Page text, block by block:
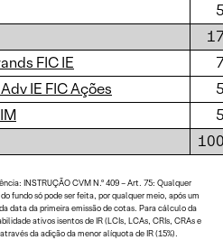
FIC IE
IE FIC Ações
INSTRUÇÃO CVM N.º 409 – Art. 75: Qualquer
fundo só pode ser feita, por qualquer meio, após um
data da primeira emissão de cotas. Para cálculo da
ativos isentos de IR (LCIs, LCAs, CRIs, CRAs e
da adição da menor alíquota de IR (15%).